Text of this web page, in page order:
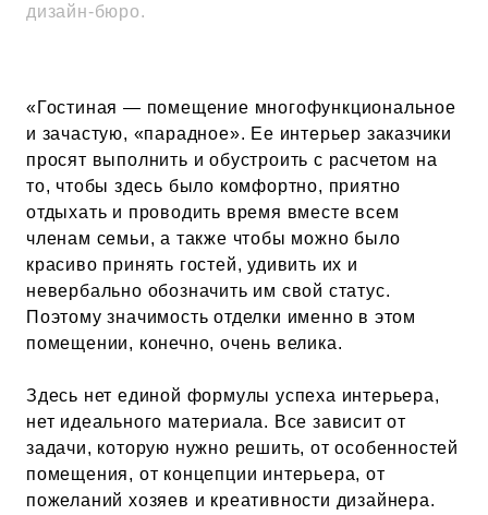
дизайн-бюро.
«Гостиная — помещение многофункциональное
и зачастую, «парадное». Ее интерьер заказчики
просят выполнить и обустроить с расчетом на
то, чтобы здесь было комфортно, приятно
отдыхать и проводить время вместе всем
членам семьи, а также чтобы можно было
красиво принять гостей, удивить их и
невербально обозначить им свой статус.
Поэтому значимость отделки именно в этом
помещении, конечно, очень велика.
Здесь нет единой формулы успеха интерьера,
нет идеального материала. Все зависит от
задачи, которую нужно решить, от особенностей
помещения, от концепции интерьера, от
пожеланий хозяев и креативности дизайнера.